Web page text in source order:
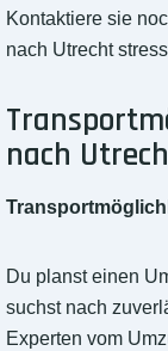
Kontaktiere sie
nach Utrecht
nach
Du planst einen
suchst nach
Experten vom